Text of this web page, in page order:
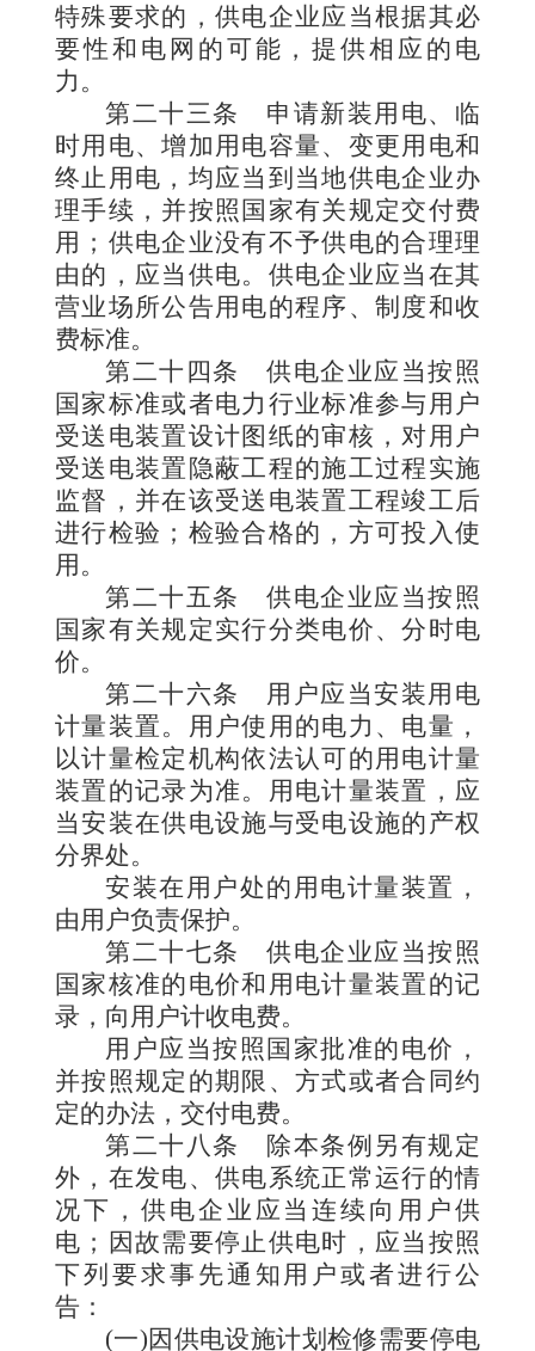
特殊要求的，供电企业应当根据其必
要性和电网的可能，提供相应的电
力。
第二十三条 申请新装用电、临
时用电、增加用电容量、变更用电和
终止用电，均应当到当地供电企业办
理手续，并按照国家有关规定交付费
用；供电企业没有不予供电的合理理
由的，应当供电。供电企业应当在其
营业场所公告用电的程序、制度和收
费标准。
第二十四条供电企业应当按照
国家标准或者电力行业标准参与用户
受送电装置设计图纸的审核，对用户
受送电装置隐蔽工程的施工过程实施
监督，并在该受送电装置工程竣工后
进行检验；检验合格的，方可投入使
用。
第二十五条供电企业应当按照
国家有关规定实行分类电价、分时电
价。
第二十六条 用户应当安装用电
计量装置。用户使用的电力、电量，
以计量检定机构依法认可的用电计量
装置的记录为准。用电计量装置，应
当安装在供电设施与受电设施的产权
分界处。
安装在用户处的用电计量装置，
由用户负责保护。
第二十七条供电企业应当按照
国家核准的电价和用电计量装置的记
录，向用户计收电费。
用户应当按照国家批准的电价，
并按照规定的期限、方式或者合同约
定的办法，交付电费。
第二十八条 除本条例另有规定
外，在发电、供电系统正常运行的情
况下，供电企业应当连续向用户供
电；因故需要停止供电时，应当按照
下列要求事先通知用户或者进行公
告：
(一)因供电设施计划检修需要停电